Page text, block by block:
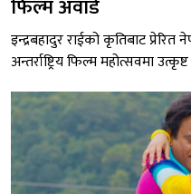
फिल्म अवार्ड
इन्द्रबहादुर राईको कृतिबाट
अन्तर्राष्ट्रिय फिल्म महोत्सवमा